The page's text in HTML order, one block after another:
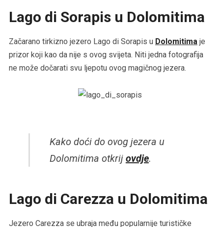
Lago di Sorapis u Dolomitima
Začarano tirkizno jezero Lago di Sorapis u Dolomitimaje
prizor koji kao da nije s ovog svijeta. Niti jedna fotografija
ne može dočarati svu ljepotu ovog magičnog jezera.
Kako doći do ovog jezera u
Dolomitima otkrij ovdje.
Lago di Carezza u Dolomitima
Jezero Carezza se ubraja među popularnije turističke